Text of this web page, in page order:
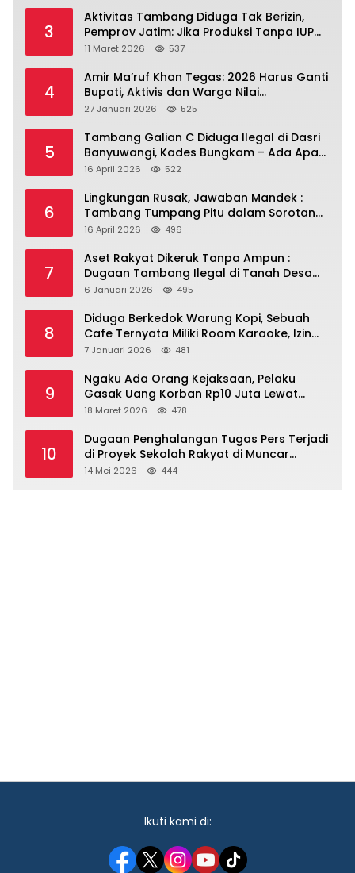
3
Aktivitas Tambang Diduga Tak Berizin,
Pemprov Jatim: Jika Produksi Tanpa IUP
Itu Pelanggaran Hukum
11 Maret 2026 537
4
Amir Ma’ruf Khan Tegas: 2026 Harus Ganti
Bupati, Aktivis dan Warga Nilai
Kepemimpinan Saat Ini Gagal Jawab
27 Januari 2026 525
5
Tambang Galian C Diduga Ilegal di Dasri
Banyuwangi, Kades Bungkam – Ada Apa
Ya?
16 April 2026 522
6
Lingkungan Rusak, Jawaban Mandek :
Tambang Tumpang Pitu dalam Sorotan
Tajam
16 April 2026 496
7
Aset Rakyat Dikeruk Tanpa Ampun :
Dugaan Tambang Ilegal di Tanah Desa
Dasri Menguat
6 Januari 2026 495
8
Diduga Berkedok Warung Kopi, Sebuah
Cafe Ternyata Miliki Room Karaoke, Izin
Dipertanyakan!!!.
7 Januari 2026 481
9
Ngaku Ada Orang Kejaksaan, Pelaku
Gasak Uang Korban Rp10 Juta Lewat
Modus Tender Mobil
18 Maret 2026 478
10
Dugaan Penghalangan Tugas Pers Terjadi
di Proyek Sekolah Rakyat di Muncar
Banyuwangi
14 Mei 2026 444
Ikuti kami di: